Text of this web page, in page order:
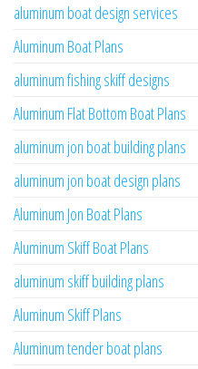
aluminum boat design services
Aluminum Boat Plans
aluminum fishing skiff designs
Aluminum Flat Bottom Boat Plans
aluminum jon boat building plans
aluminum jon boat design plans
Aluminum Jon Boat Plans
Aluminum Skiff Boat Plans
aluminum skiff building plans
Aluminum Skiff Plans
Aluminum tender boat plans